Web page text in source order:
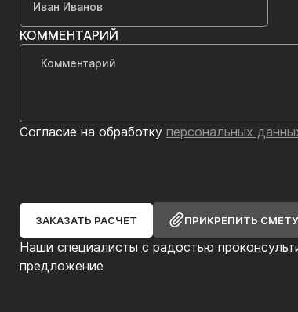
Наши специалисты с радостью
предложение
КОММЕНТАРИЙ
Согласие на обработку персональных
ЗАКАЗАТЬ РАСЧЕТ ПРИКРЕПИТЬ СМЕТУ